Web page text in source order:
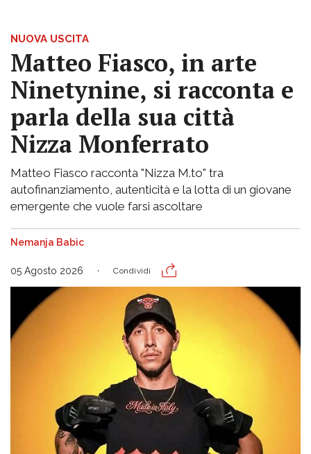
NUOVA USCITA
Matteo Fiasco, in arte
Ninetynine, si racconta e
parla della sua città
Nizza Monferrato
Matteo Fiasco racconta "Nizza M.to" tra
autofinanziamento, autenticità e la lotta di un giovane
emergente che vuole farsi ascoltare
Nemanja Babic
05 Agosto 2026 Condividi